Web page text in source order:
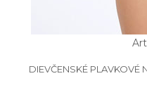
DIEVČENSKÉ PLAVKOVÉ